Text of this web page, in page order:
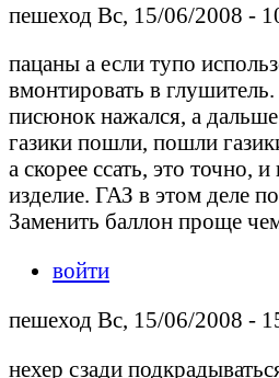
пешеход Вс, 15/06/2008 -
пацаны а если тупо
вмонтировать в
писюнок нажался, а
газики пошли, пошли
а скорее ссать, это точно,
изделие. ГАЗ в этом деле
Заменить баллон проще
войти
пешеход Вс, 15/06/2008 -
нехер сзади